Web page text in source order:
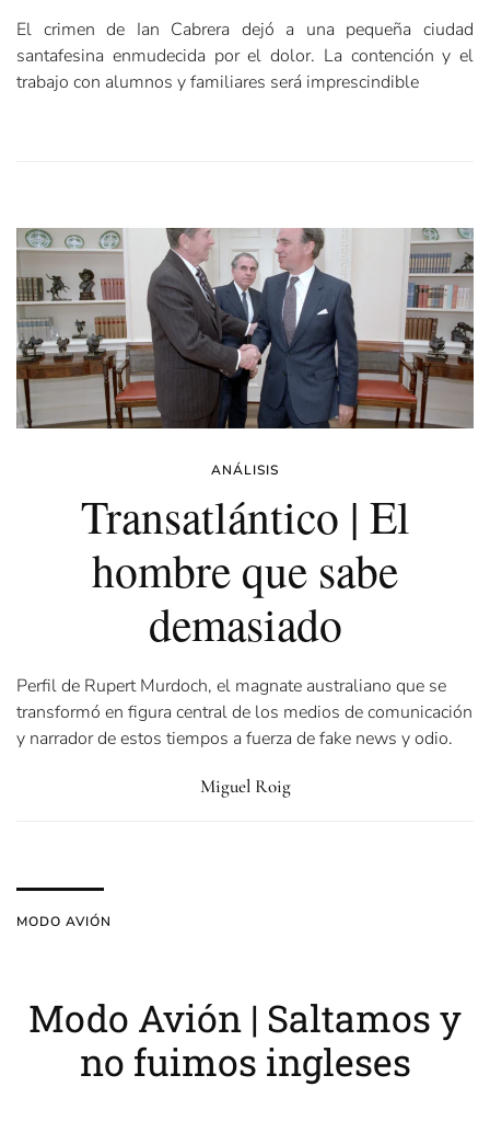
El crimen de Ian Cabrera dejó a una pequeña ciudad
santafesina enmudecida por el dolor. La contención y el
trabajo con alumnos y familiares será imprescindible
ANÁLISIS
Transatlántico | El
hombre que sabe
demasiado
Perfil de Rupert Murdoch, el magnate australiano que se
transformó en figura central de los medios de comunicación
y narrador de estos tiempos a fuerza de fake news y odio.
Miguel Roig
MODO AVIÓN
Modo Avión | Saltamos y
no fuimos ingleses